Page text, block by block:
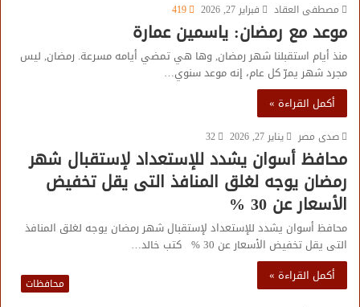
مصطفى العقاد
فبراير 27, 2026 419
موعد مع رمضان: ياسمين عمارة
منذ أيام استقبلنا شهر رمضان, وها هي تمضي أيامه مسرعة. رمضان, ليس
مجرد شهر يمرّ كل عام، إنه موعد سنوي…
أكمل القراءة »
صدى مصر يناير 27, 2026 32
محافظ أسوان يشدد للإستعداد لإستقبال شهر
رمضان يوجه لغلق المنافذ التى يقل تخفيض
الأسعار عن 30 %
محافظ أسوان يشدد للإستعداد لإستقبال شهر رمضان يوجه لغلق المنافذ
التى يقل تخفيض الأسعار عن 30 % كتب خالد…
أكمل القراءة »
محافظات